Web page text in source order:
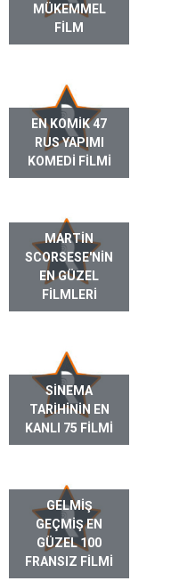
MÜKEMMEL
FILM
EN KOMIK 47
RUS YAPIMI
KOMEDI FILMI
MARTIN
SCORSESE'NIN
EN GÜZEL
FILMLERI
SINEMA
TARIHININ EN
KANLI 75 FILMI
GELMIŞ
GEÇMIŞ EN
GÜZEL 100
FRANSIZ FILMI